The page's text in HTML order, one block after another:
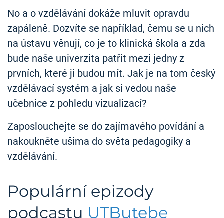
No a o vzdělávání dokáže mluvit opravdu
zapáleně. Dozvíte se například, čemu se u nich
na ústavu věnují, co je to klinická škola a zda
bude naše univerzita patřit mezi jedny z
prvních, které ji budou mít. Jak je na tom český
vzdělávací systém a jak si vedou naše
učebnice z pohledu vizualizací?
Zaposlouchejte se do zajímavého povídání a
nakoukněte ušima do světa pedagogiky a
vzdělávání.
Populární epizody
podcastu UTButebe